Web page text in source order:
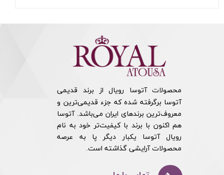
محصولات آتوسا رویال از برند قدیمی
آتوسا برگرفته شده که جزء قدیمی‌ترین و
معروف‌ترین برندهای ایران می‌باشد. آتوسا
هم اکنون با برند با کیفیت‌تر خود به نام
رویال آتوسا یکبار دیگر پا به عرصه
محصولات آرایشی گذاشته است.​​​​​​​